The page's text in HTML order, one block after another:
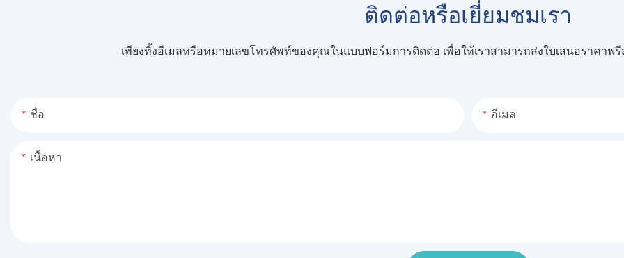
ติดต่อหรือเยี่ยมชมเรา
เพียงทิ้งอีเมลหรือหมายเลขโทรศัพท์ของคุณในแบบฟอร์มการติดต่อ เพื่อให้เราสามารถส่งใบเสนอราคาฟ
ชื่อ อีเมล
เนื้อหา